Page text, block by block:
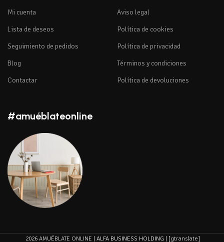
Mi cuenta
Lista de deseos
Seguimiento de pedidos
Blog
Contactar
Aviso legal
Política de cookies
Política de privacidad
Términos y condiciones
Política de devoluciones
#amuéblateonline
2026 AMUÉBLATE ONLINE | ALFA BUSINESS HOLDING | [gtranslate]